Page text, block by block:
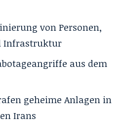
von Personen,
Infrastruktur
aus dem
geheime Anlagen in
Irans